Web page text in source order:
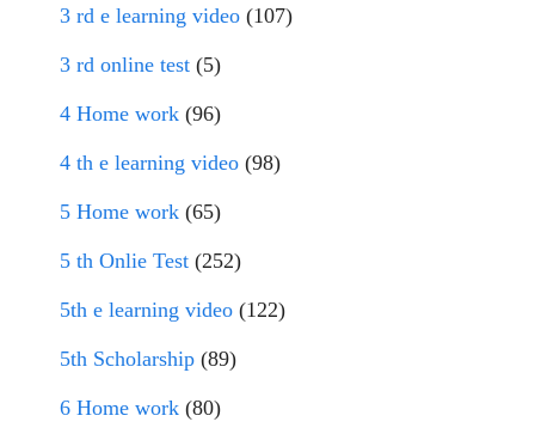
3 rd e learning video (107)
3 rd online test (5)
4 Home work (96)
4 th e learning video (98)
5 Home work (65)
5 th Onlie Test (252)
5th e learning video (122)
5th Scholarship (89)
6 Home work (80)